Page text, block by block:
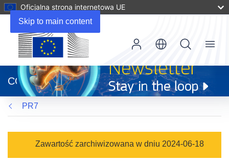
Skip to main content
Oficjalna strona internetowa UE
otworzy
się
w
nowym
oknie)
CORDIS
Menu
PR7
Zawartość zarchiwizowana w dniu 2024-06-18